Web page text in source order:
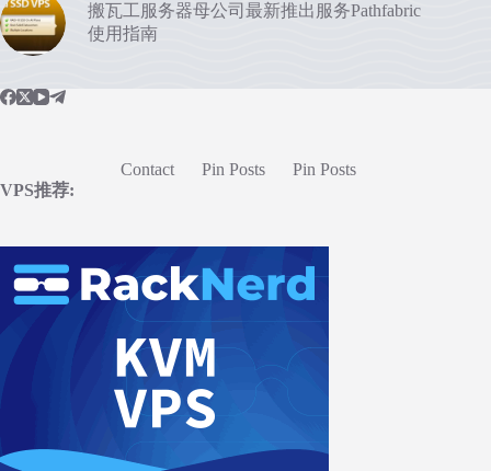
搬瓦工服务器母公司最新推出服务Pathfabric
使用指南
Contact Pin Posts
Pin Posts
VPS推荐: